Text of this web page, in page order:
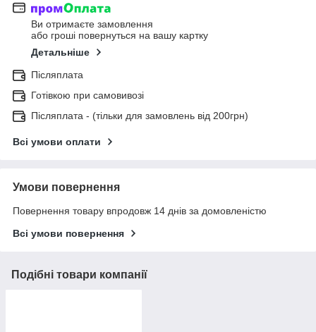
Ви отримаєте замовлення
або гроші повернуться на вашу картку
Детальніше
Післяплата
Готівкою при самовивозі
Післяплата - (тільки для замовлень від 200грн)
Всі умови оплати
Умови повернення
Повернення товару впродовж 14 днів за домовленістю
Всі умови повернення
Подібні товари компанії